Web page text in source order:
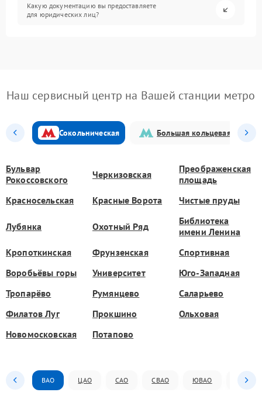
Какую документацию вы предоставляете
для юридических лиц?
Наш сервисный центр на Вашей станции метро
Сокольническая Большая кольцевая
Бульвар
Рокоссовского
Черкизовская
Преображенская
площадь
Красносельская
Красные Ворота Чистые пруды
Лубянка Охотный Ряд
Библиотека
имени Ленина
Кропоткинская
Фрунзенская
Спортивная
Воробьёвы горы
Университет
Юго-Западная
Тропарёво
Румянцево
Саларьево
Филатов Луг
Прокшино
Ольховая
Новомосковская
Потапово
ВАО ЦАО САО СВАО ЮВАО ЮАО